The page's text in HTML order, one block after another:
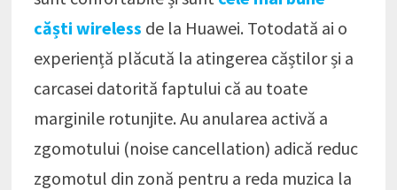
căști wireless de la Huawei. Totodată ai o
experiență plăcută la atingerea căștilor și a
carcasei datorită faptului că au toate
marginile rotunjite. Au anularea activă a
zgomotului (noise cancellation) adică reduc
zgomotul din zonă pentru a reda muzica la